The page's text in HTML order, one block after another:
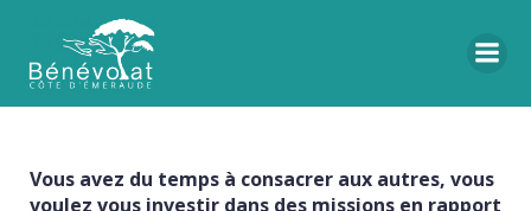
Vous avez du temps à consacrer aux autres, vous
voulez vous investir dans des missions en rapport